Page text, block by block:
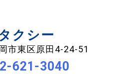
クシー
市東区原田4-24-51
621-3040